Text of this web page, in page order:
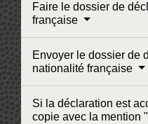
Faire le dossier de
française
Envoyer le dossier de
nationalité française
Si la déclaration est
copie avec la mention